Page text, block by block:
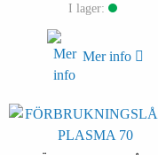
I lager:
Mer info